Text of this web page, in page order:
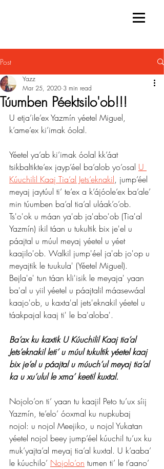
Post
Túumben Péektsilo'ob!!!
Yazz
Mar 25, 2020 3 min read
U etja’ile’ex Yazmín yéetel Miguel,
k’ame’ex ki’imak óolal.
Yéetel ya’ab ki’imak óolal kk’áat
tsikbaltikte’ex jayp’éel ba’alob yo’osal U
Kúuchilil Kaaj Tia’al Jets’eknakil, jump’éel
meyaj jaytúul ti’ te’ex a k’ájóole’ex ba’ale’
min túumben ba’al tia’al uláak’o’ob.
Ts'o'ok u máan ya'ab ja'abo'ob (Tia'al
Yazmín) ikil táan u tukultik bix je'el u
páajtal u múul meyaj yéetel u yéet
kaajilo'ob. Walkil jump'éel ja'ab jo'op u
meyajtik le tuukula' (Yéetel Miguel).
Bejla'e' tun táan kli'isik le meyaja' yaan
ba'al u yiil yéetel u páajtalil máasewáal
kaajo'ob, u kaxta'al jets'eknakil yéetel u
táakpajal kaaj ti' le ba'aloba'.
Ba’ax ku kaxtik U Kúuchilil Kaaj tia’al
Jets’eknakil leti’ u múul tukultik yéetel kaaj
bix je’el u páajtal u múuch’ul meyaj tia’al
ka u xu’ulul le xma’ keetil kuxtal.
Nojolo’on ti’ yaan tu kaajil Peto tu’ux síij
Yazmín, te’elo’ óoxmal ku nupkubaj
nojol: u nojol Meejiko, u nojol Yukatan
yéetel nojol beey jump’éel kúuchil tu’ux ku
muk’yajta’al meyaj tia’al kuxtal. U k’aaba’
le kúuchilo’ Nojolo’on tumen ti’ le t’aano’